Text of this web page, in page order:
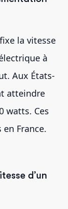
la vitesse
à
Aux États-
atteindre
watts. Ces
France.
d’un